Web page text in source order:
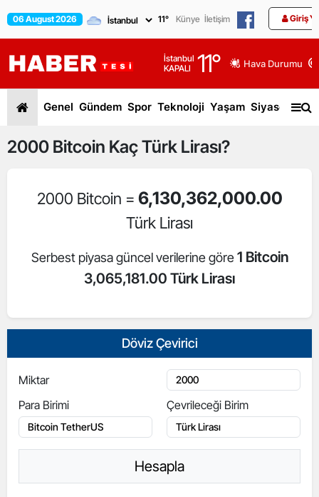
06 August 2026 11° Künye İletişim Giriş
İstanbul
KAPALI
11° Hava Durumu
Genel Gündem Spor Teknoloji Yaşam Siyaset
2000 Bitcoin Kaç Türk Lirası?
2000 Bitcoin = 6,130,362,000.00
Türk Lirası
Serbest piyasa güncel verilerine göre 1 Bitcoin
3,065,181.00 Türk Lirası
Döviz Çevirici
Miktar
Para Birimi
Çevrileceği Birim
Hesapla